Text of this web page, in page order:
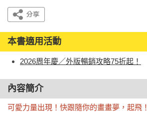
本書適用活動
2026周年慶／外版暢銷攻略75折起！
內容簡介
可愛力量出現！快跟隨你的畫畫夢，起飛！